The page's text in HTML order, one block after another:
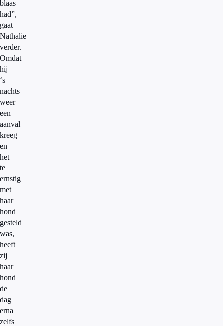
blaas
had”,
gaat
Nathalie
verder.
Omdat
hij
‘s
nachts
weer
een
aanval
kreeg
en
het
te
ernstig
met
haar
hond
gesteld
was,
heeft
zij
haar
hond
de
dag
erna
zelfs